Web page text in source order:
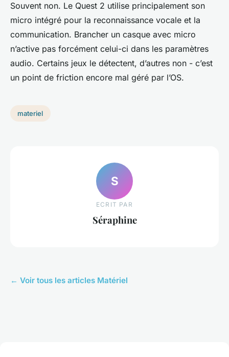
Souvent non. Le Quest 2 utilise principalement son
micro intégré pour la reconnaissance vocale et la
communication. Brancher un casque avec micro
n’active pas forcément celui-ci dans les paramètres
audio. Certains jeux le détectent, d’autres non - c’est
un point de friction encore mal géré par l’OS.
materiel
S
ECRIT PAR
Séraphine
← Voir tous les articles Matériel